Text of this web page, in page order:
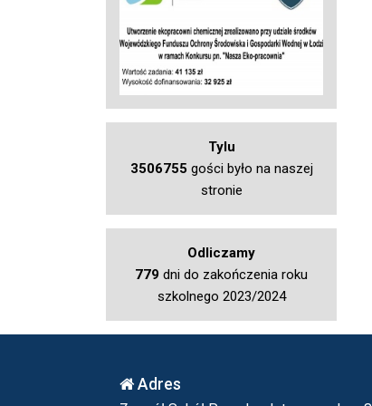
Tylu
3506755 gości było na naszej
stronie
Odliczamy
779 dni do zakończenia roku
szkolnego 2023/2024
Adres